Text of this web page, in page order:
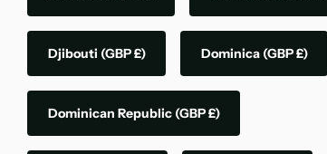
Djibouti (GBP £) Dominica (GBP £)
Dominican Republic (GBP £)